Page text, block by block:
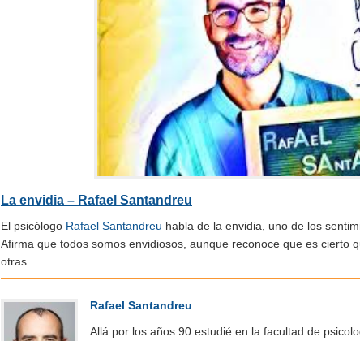
La envidia – Rafael Santandreu
El psicólogo Rafael Santandreu habla de la envidia, uno de los
Afirma que todos somos envidiosos, aunque reconoce que es cierto
otras.
Rafael Santandreu
Allá por los años 90 estudié en la facultad de